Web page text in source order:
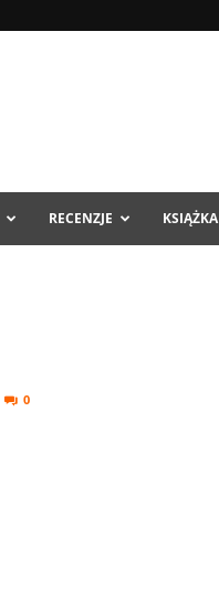
RECENZJE KSIĄŻKA
0